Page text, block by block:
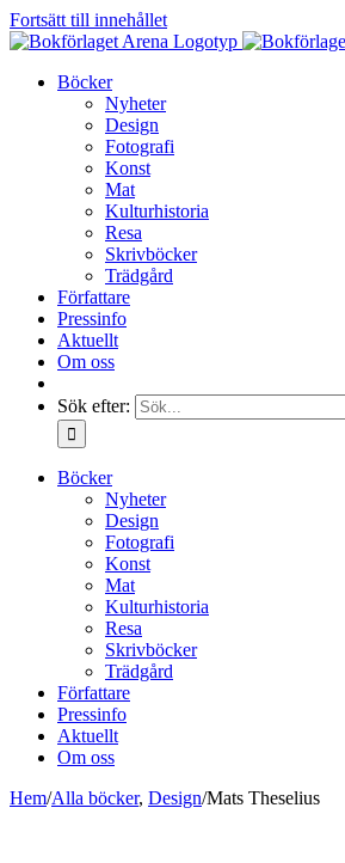
Fortsätt till innehållet
Böcker
Nyheter
Design
Fotografi
Konst
Mat
Kulturhistoria
Resa
Skrivböcker
Trädgård
Författare
Pressinfo
Aktuellt
Om oss
Sök efter:
Böcker
Nyheter
Design
Fotografi
Konst
Mat
Kulturhistoria
Resa
Skrivböcker
Trädgård
Författare
Pressinfo
Aktuellt
Om oss
Hem/Alla böcker, Design/Mats Theselius